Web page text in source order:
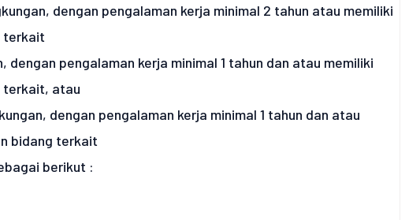
dengan pengalaman kerja minimal 2 tahun atau memiliki
terkait
dengan pengalaman kerja minimal 1 tahun dan atau memiliki
atau
dengan pengalaman kerja minimal 1 tahun dan atau
bidang terkait
berikut :